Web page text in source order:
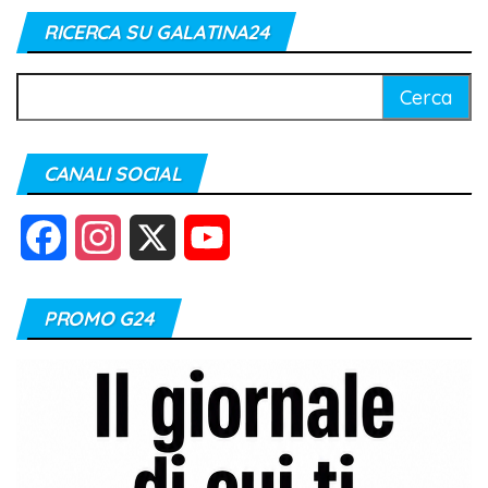
RICERCA SU GALATINA24
per:
CANALI SOCIAL
c s
t
u
PROMO G24